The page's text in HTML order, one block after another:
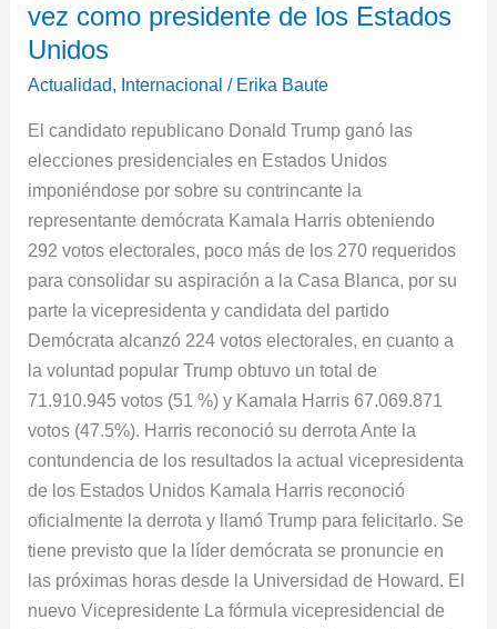
vez como presidente de los Estados
Unidos
Actualidad, Internacional / Erika Baute
El candidato republicano Donald Trump ganó las
elecciones presidenciales en Estados Unidos
imponiéndose por sobre su contrincante la
representante demócrata Kamala Harris obteniendo
292 votos electorales, poco más de los 270 requeridos
para consolidar su aspiración a la Casa Blanca, por su
parte la vicepresidenta y candidata del partido
Demócrata alcanzó 224 votos electorales, en cuanto a
la voluntad popular Trump obtuvo un total de
71.910.945 votos (51 %) y Kamala Harris 67.069.871
votos (47.5%). Harris reconoció su derrota Ante la
contundencia de los resultados la actual vicepresidenta
de los Estados Unidos Kamala Harris reconoció
oficialmente la derrota y llamó Trump para felicitarlo. Se
tiene previsto que la líder demócrata se pronuncie en
las próximas horas desde la Universidad de Howard. El
nuevo Vicepresidente La fórmula vicepresidencial de
elegido
por
segunda
como
presidente
de
los
Estados
Unidos